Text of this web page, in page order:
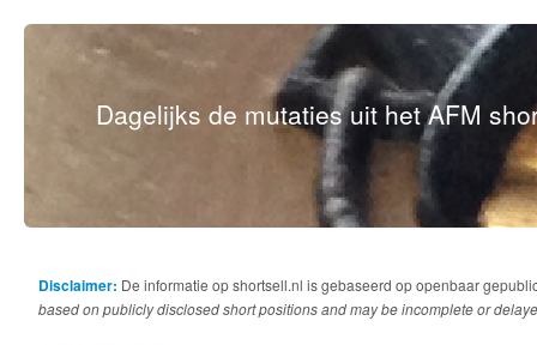
Dagelijks de mutaties uit het AFM
Disclaimer: De informatie op shortsell.nl is gebaseerd op openbaar
based on publicly disclosed short positions and may be incomplete or